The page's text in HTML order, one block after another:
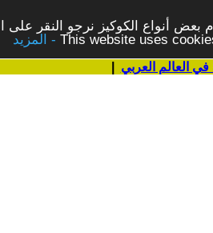
أنواع الكوكيز نرجو النقر
This website uses